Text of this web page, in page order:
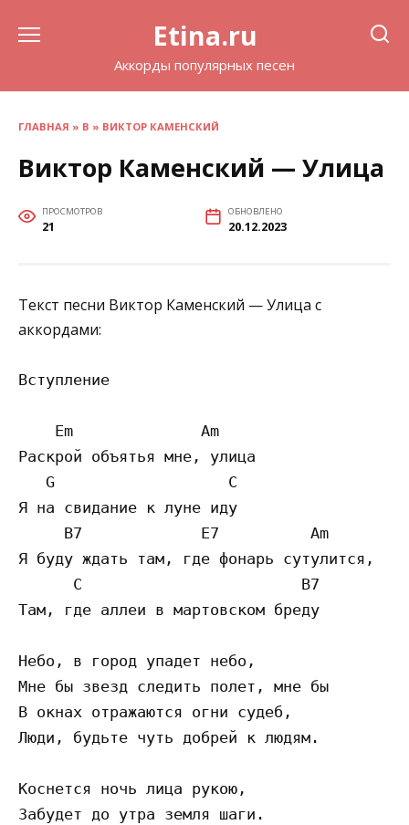
Etina.ru
Аккорды популярных песен
ГЛАВНАЯ » В » ВИКТОР КАМЕНСКИЙ
Виктор Каменский — Улица
ПРОСМОТРОВ
21
ОБНОВЛЕНО
20.12.2023
Текст песни Виктор Каменский — Улица с
аккордами:
Вступление
    Em              Am
Раскрой объятья мне, улица
   G                   C
Я на свидание к луне иду
     B7             E7          Am
Я буду ждать там, где фонарь сутулится,
      C                        B7
Там, где аллеи в мартовском бреду
Небо, в город упадет небо,
Мне бы звезд следить полет, мне бы
В окнах отражаются огни судеб,
Люди, будьте чуть добрей к людям.
Коснется ночь лица рукою,
Забудет до утра земля шаги.